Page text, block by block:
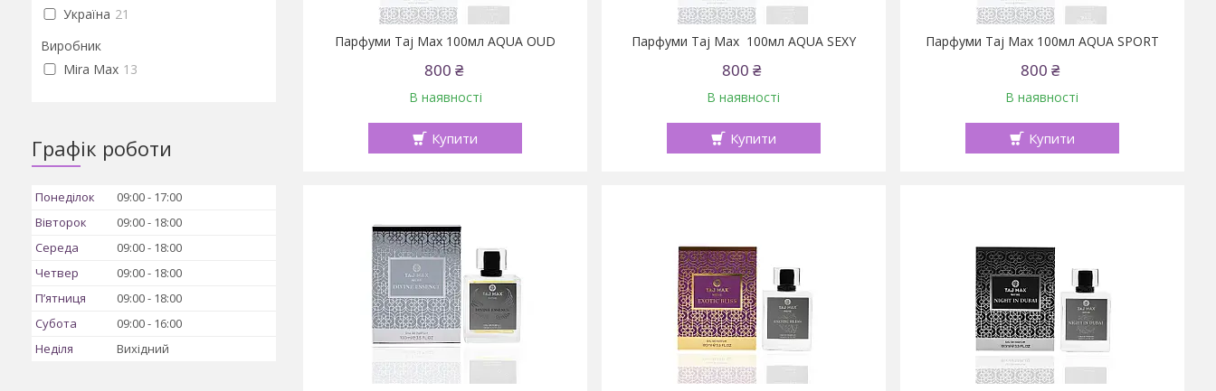
Парфуми Taj Max 100мл AQUA OUD
800 ₴
В наявності
Купити
Парфуми Taj Max 100мл AQUA SEXY
800 ₴
В наявності
Купити
Парфуми Taj Max 100мл AQUA SPORT
800 ₴
В наявності
Купити
Україна 21
Виробник
Mira Max 13
Графік роботи
Понеділок 09:00
17:00
Вівторок
09:00
18:00
Середа
09:00
18:00
Четвер
09:00
18:00
Пʼятниця
09:00
18:00
Субота
09:00
16:00
Неділя
Вихідний